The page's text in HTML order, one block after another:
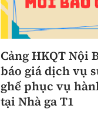
Cảng HKQT Nội
báo giá dịch vụ
ghế phục vụ
tại Nhà ga T1